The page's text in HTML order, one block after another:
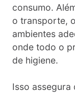
consumo.
o transporte,
ambientes
onde todo o
de higiene.
Isso assegura